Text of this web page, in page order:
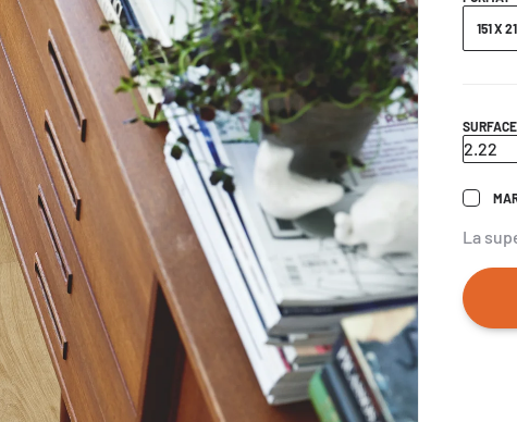
151 X
SURFACE
La